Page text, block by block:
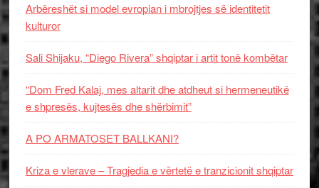
Arbëreshët si model evropian i mbrojtjes së identitetit
kulturor
Sali Shijaku, “Diego Rivera” shqiptar i artit tonë kombëtar
“Dom Fred Kalaj, mes altarit dhe atdheut si hermeneutikë
e shpresës, kujtesës dhe shërbimit”
A PO ARMATOSET BALLKANI?
Kriza e vlerave – Tragjedia e vërtetë e tranzicionit shqiptar